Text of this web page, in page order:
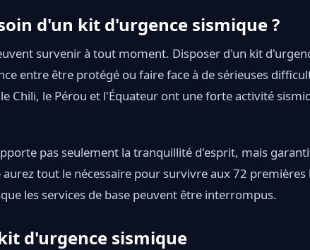
d'un kit d'urgence sismique ?
survenir à tout moment. Disposer d'un kit
entre être protégé ou faire face à de sérieuses
Chili, le Pérou et l'Équateur ont une forte activité
pas seulement la tranquillité d'esprit, mais
tout le nécessaire pour survivre aux 72 premières
les services de base peuvent être interrompus.
d'urgence sismique